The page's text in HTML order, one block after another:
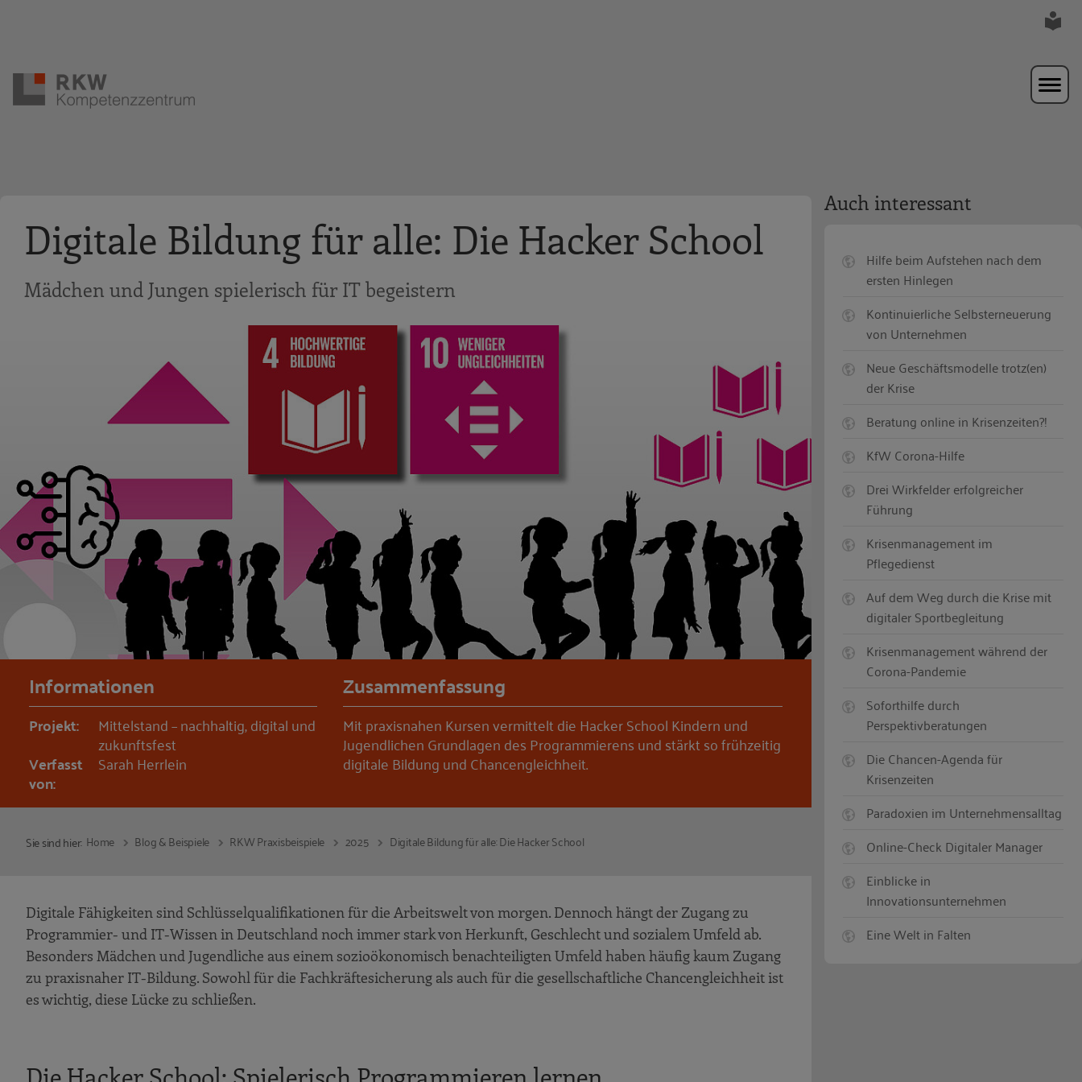
Digitale Bildung für alle: Die Hacker School
Mädchen und Jungen spielerisch für IT begeistern
Informationen
Projekt: Mittelstand – nachhaltig, digital und
zukunftsfest
Verfasst
von:
Sarah Herrlein
Zusammenfassung
Mit praxisnahen Kursen vermittelt die Hacker School Kindern und
Jugendlichen Grundlagen des Programmierens und stärkt so frühzeitig
digitale Bildung und Chancengleichheit.
Sie sind hier: Home Blog & Beispiele RKW Praxisbeispiele 2025 Digitale Bildung für alle: Die Hacker School
Digitale Fähigkeiten sind Schlüsselqualifikationen für die Arbeitswelt von morgen. Dennoch hängt der Zugang zu
Programmier- und IT-Wissen in Deutschland noch immer stark von Herkunft, Geschlecht und sozialem Umfeld ab.
Besonders Mädchen und Jugendliche aus einem sozioökonomisch benachteiligten Umfeld haben häufig kaum Zugang
zu praxisnaher IT-Bildung. Sowohl für die Fachkräftesicherung als auch für die gesellschaftliche Chancengleichheit ist
es wichtig, diese Lücke zu schließen.
Auch interessant
Hilfe beim Aufstehen nach dem
ersten Hinlegen
Kontinuierliche Selbsterneuerung
von Unternehmen
Neue Geschäftsmodelle trotz(en)
der Krise
Beratung online in Krisenzeiten?!
KfW Corona-Hilfe
Drei Wirkfelder erfolgreicher
Führung
Krisenmanagement im
Pflegedienst
Auf dem Weg durch die Krise mit
digitaler Sportbegleitung
Krisenmanagement während der
Corona-Pandemie
Soforthilfe durch
Perspektivberatungen
Die Chancen-Agenda für
Krisenzeiten
Paradoxien im Unternehmensalltag
Online-Check Digitaler Manager
Einblicke in
Innovationsunternehmen
Eine Welt in Falten